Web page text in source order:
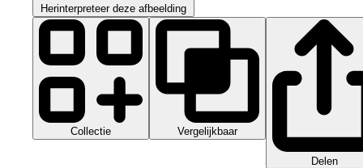
Herinterpreteer deze afbeelding
Collectie Vergelijkbaar
Delen